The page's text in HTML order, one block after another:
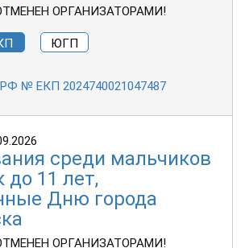
ОРГАНИЗАТОРАМИ!
ЮГП
№ ЕКП 2024740021047487
среди мальчиков
до 11 лет,
Дню города
ОРГАНИЗАТОРАМИ!